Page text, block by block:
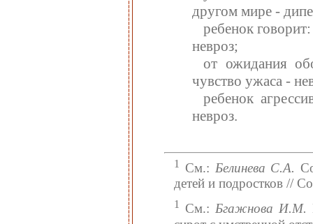
другом мире -
ребенок
невроз;
от ожидания
чувство ужаса -
ребенок
невроз.
1 См.: Белинева С.А.
детей и подростков //
1 См.:Бгажнова И.М.